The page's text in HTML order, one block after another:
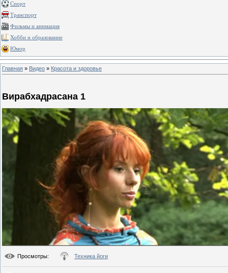
Спорт
Транспорт
Фильмы и анимация
Хобби и образование
Юмор
Главная » Видео » Красота и здоровье
Вирабхадрасана 1
Просмотры: Техника йоги